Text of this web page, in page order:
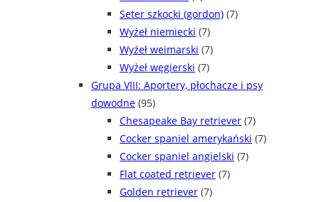
Seter szkocki (gordon) (7)
Wyżeł niemiecki (7)
Wyżeł weimarski (7)
Wyżeł węgierski (7)
Grupa VIII: Aportery, płochacze i psy
dowodne (95)
Chesapeake Bay retriever (7)
Cocker spaniel amerykański (7)
Cocker spaniel angielski (7)
Flat coated retriever (7)
Golden retriever (7)